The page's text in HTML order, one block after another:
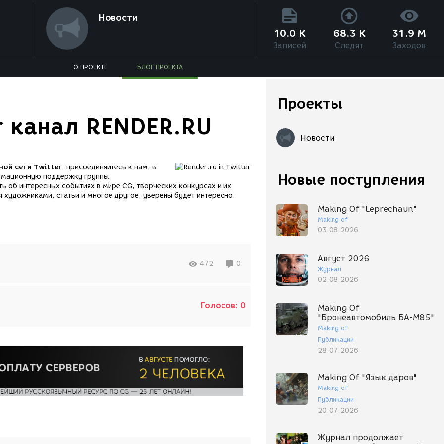
Новости
10.0 K
Записей
68.3 K
Следят
31.9 M
Заходов
О ПРОЕКТЕ БЛОГ ПРОЕКТА
Проекты
Новости
Новые поступления
Making Of "Leprechaun"
Making of
03.08.2026
Август 2026
Журнал
02.08.2026
Making Of
"Бронеавтомобиль БА-М85"
Making of
Публикации
28.07.2026
Making Of "Язык даров"
Making of
Публикации
20.07.2026
Журнал продолжает
RENDER.RU
сети Twitter, присоединяйтесь к нам, в
поддержку группы.
интересных событиях в мире CG, творческих конкурсах и их
статьи и многое другое, уверены будет интересно.
472 0
Голосов: 0